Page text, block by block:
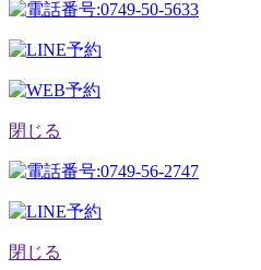
閉じる
閉じる